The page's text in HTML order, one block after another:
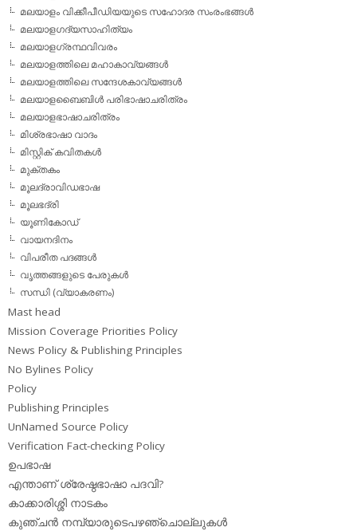
മലയാളം വിക്കീപീഡിയയുടെ സഹോദര സംരംഭങ്ങള്‍
മലയാളഗദ്യസാഹിത്യം
മലയാളഗ്രന്ഥവിവരം
മലയാളത്തിലെ മഹാകാവ്യങ്ങള്‍
മലയാളത്തിലെ സന്ദേശകാവ്യങ്ങള്‍
മലയാളബൈബിള്‍ പരിഭാഷാചരിത്രം
മലയാളഭാഷാചരിത്രം
മിശ്രഭാഷാ വാദം
മിസ്റ്റിക് കവിതകള്‍
മുക്തകം
മൂലദ്രാവിഡഭാഷ
മൂലഭദ്രി
യൂണികോഡ്
വായനദിനം
വിപരീത പദങ്ങള്‍
വൃത്തങ്ങളുടെ പേരുകള്‍
സന്ധി (വ്യാകരണം)
Mast head
Mission Coverage Priorities Policy
News Policy & Publishing Principles
No Bylines Policy
Policy
Publishing Principles
UnNamed Source Policy
Verification Fact-checking Policy
ഉപഭാഷ
എന്താണ് ശ്രേഷ്ഠഭാഷാ പദവി?
കാക്കാരിശ്ശി നാടകം
കുഞ്ചന്‍ നമ്പ്യാരുടെപഴഞ്ചൊല്ലുകള്‍